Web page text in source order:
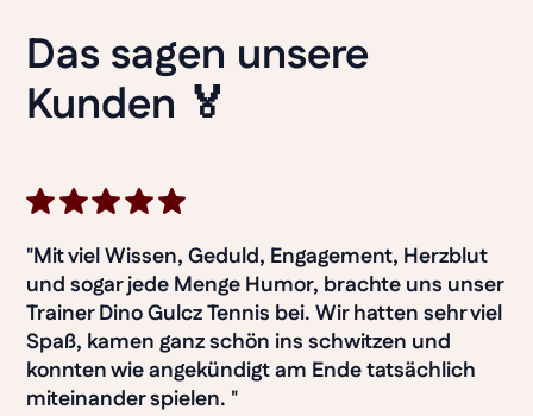
Das sagen unsere
Kunden 🏅
"Mit viel Wissen, Geduld, Engagement, Herzblut
und sogar jede Menge Humor, brachte uns unser
Trainer Dino Gulcz Tennis bei. Wir hatten sehr viel
Spaß, kamen ganz schön ins schwitzen und
konnten wie angekündigt am Ende tatsächlich
miteinander spielen. "